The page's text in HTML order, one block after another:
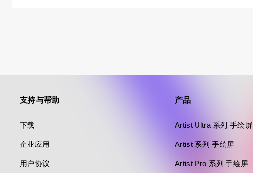
支持与帮助
下载
企业应用
用户协议
产品
Artist Ultra 系列 手绘屏
Artist 系列 手绘屏
Artist Pro 系列 手绘屏